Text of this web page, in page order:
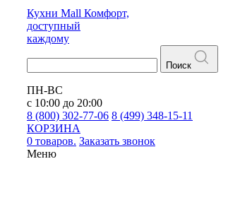
Кухни Mall Комфорт,
доступный
каждому
Поиск
ПН-ВС
с 10:00 до 20:00
8 (800) 302-77-06 8 (499) 348-15-11
КОРЗИНА
0 товаров. Заказать звонок
Меню